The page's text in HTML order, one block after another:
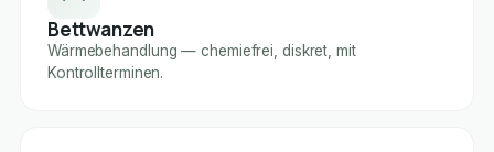
Bettwanzen
Wärmebehandlung — chemiefrei, diskret, mit
Kontrollterminen.